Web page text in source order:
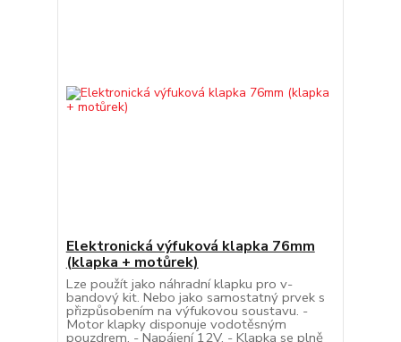
Elektronická výfuková klapka 76mm
(klapka + motůrek)
Lze použít jako náhradní klapku pro v-
bandový kit. Nebo jako samostatný prvek s
přizpůsobením na výfukovou soustavu. -
Motor klapky disponuje vodotěsným
pouzdrem. - Napájení 12V. - Klapka se plně